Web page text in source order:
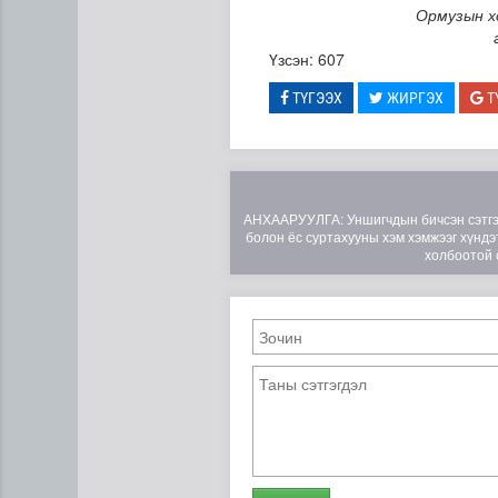
Ирэх 10 хоногт цаг агаар
Ормузын
Үзсэн: 607
ТҮГЭЭХ ЖИРГЭХ
АНХААРУУЛГА: Уншигчдын бичсэн
болон ёс суртахууны хэм хэмжээг
холбоотой